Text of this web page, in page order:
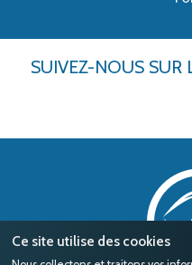
Ce site utilise des cookies
SUIVEZ-NOUS SUR